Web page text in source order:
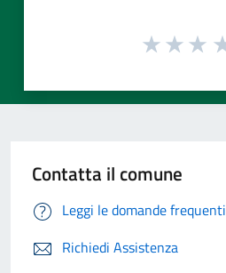
Contatta il comune
Leggi le domande frequenti
Richiedi Assistenza